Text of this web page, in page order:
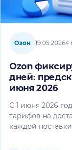
Озон 19.05.20264
Ozon
дней:
июня 2026
С 1 июня 2026
тарифов на
каждой